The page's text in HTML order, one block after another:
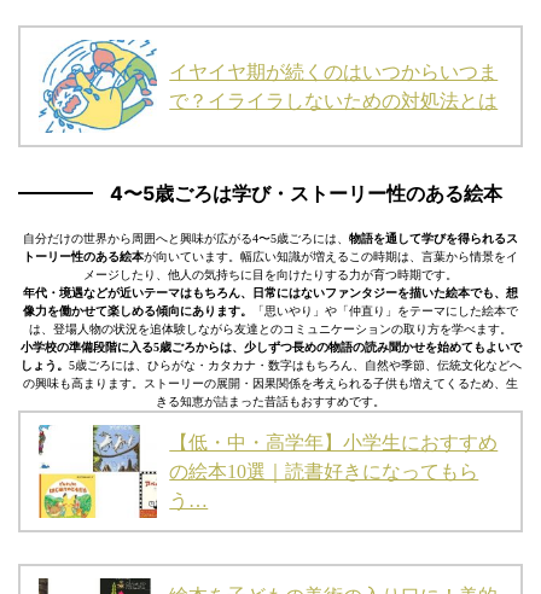
イヤイヤ期が続くのはいつからいつま
で？イライラしないための対処法とは
4〜5歳ごろは学び・ストーリー性のある絵本
自分だけの世界から周囲へと興味が広がる4〜5歳ごろには、 物語を通して学びを得られるス
トーリー性のある絵本が向いています。幅広い知識が増えるこの時期は、言葉から情景をイ
メージしたり、他人の気持ちに目を向けたりする力が育つ時期です。
年代・境遇などが近いテーマはもちろん、日常にはないファンタジーを描いた絵本でも、想
像力を働かせて楽しめる傾向にあります。
「思いやり」や「仲直り」をテーマにした絵本で
は、登場人物の状況を追体験しながら友達とのコミュニケーションの取り方を学べます。
小学校の準備段階に入る5歳ごろからは、少しずつ長めの物語の読み聞かせを始めてもよいで
しょう。 5歳ごろには、ひらがな・カタカナ・数字はもちろん、自然や季節、伝統文化などへ
の興味も高まります。ストーリーの展開・因果関係を考えられる子供も増えてくるため、生
きる知恵が詰まった昔話もおすすめです。
【低・中・高学年】小学生におすすめ
の絵本10選｜読書好きになってもら
う…